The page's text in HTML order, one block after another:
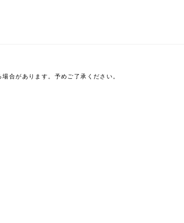
合があります。予めご了承ください。